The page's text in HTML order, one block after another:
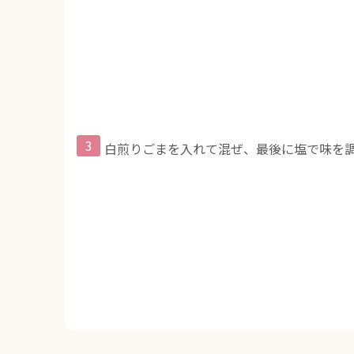
白煎りごまを入れて混ぜ、最後に塩で味を